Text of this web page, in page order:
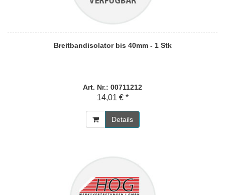
Breitbandisolator bis 40mm - 1 Stk
Art. Nr.: 00711212
14,01 € *
Details